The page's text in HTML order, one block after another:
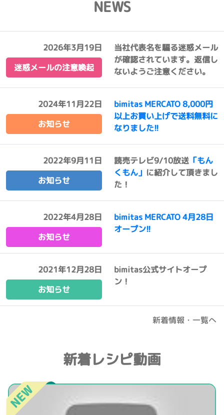
NEWS
2026年3月19日
迷惑メールの注意喚起
当社代表名を騙る迷惑メール
が確認されています。返信し
ないようご注意ください。
2024年11月22日
お知らせ
bimitas MERCATO 8,000円
以上お買い上げで送料無料に
なりました!!
2022年9月11日
お知らせ
読売テレビ9/10放送 「もん
くもん」 に紹介して頂きまし
た！
2022年4月28日
お知らせ
bimitas MERCATO 4月28日
オープン!!
2021年12月28日
お知らせ
bimitas公式サイトオープ
ン！
新着情報・一覧へ
新着レシピ動画